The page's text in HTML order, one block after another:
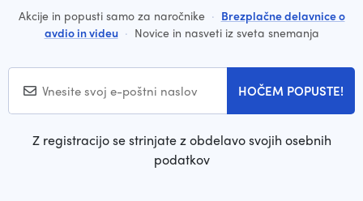
Akcije in popusti samo za naročnike · Brezplačne delavnice o
avdio in videu · Novice in nasveti iz sveta snemanja
HOČEM POPUSTE!
Z registracijo se strinjate z obdelavo svojih osebnih
podatkov